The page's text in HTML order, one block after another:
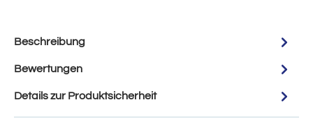
Beschreibung
Bewertungen
Details zur Produktsicherheit